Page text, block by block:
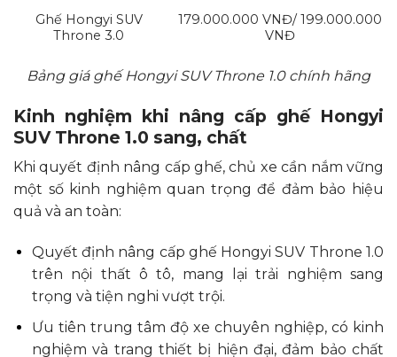
Ghế Hongyi SUV
Throne 3.0
179.000.000 VNĐ/ 199.000.000
VNĐ
Bảng giá ghế Hongyi SUV Throne 1.0 chính hãng
Kinh nghiệm khi nâng cấp ghế Hongyi
SUV Throne 1.0 sang, chất
Khi quyết định nâng cấp ghế, chủ xe cần nắm vững
một số kinh nghiệm quan trọng để đảm bảo hiệu
quả và an toàn:
Quyết định nâng cấp ghế Hongyi SUV Throne 1.0
trên nội thất ô tô, mang lại trải nghiệm sang
trọng và tiện nghi vượt trội.
Ưu tiên trung tâm độ xe chuyên nghiệp, có kinh
nghiệm và trang thiết bị hiện đại, đảm bảo chất